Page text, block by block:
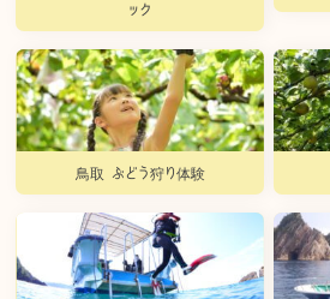
ック
鳥取 ぶどう狩り体験